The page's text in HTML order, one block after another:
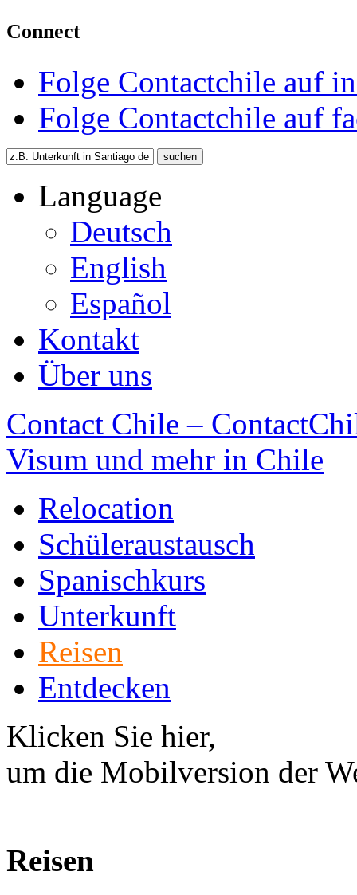
Connect
Folge Contactchile auf
Folge Contactchile auf
Language
Deutsch
English
Español
Kontakt
Über uns
Contact Chile –
Visum und mehr in Chile
Relocation
Schüleraustausch
Spanischkurs
Unterkunft
Reisen
Entdecken
Klicken Sie hier,
um die Mobilversion der
Reisen